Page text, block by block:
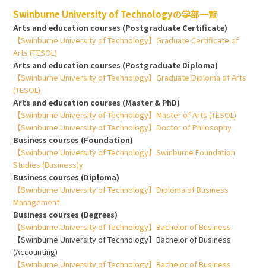
Swinburne University of Technologyの学部一覧
Arts and education courses (Postgraduate Certificate)
【Swinburne University of Technology】Graduate Certificate of
Arts (TESOL)
Arts and education courses (Postgraduate Diploma)
【Swinburne University of Technology】Graduate Diploma of Arts
(TESOL)
Arts and education courses (Master & PhD)
【Swinburne University of Technology】Master of Arts (TESOL)
【Swinburne University of Technology】Doctor of Philosophy
Business courses (Foundation)
【Swinburne University of Technology】Swinburne Foundation
Studies (Business)y
Business courses (Diploma)
【Swinburne University of Technology】Diploma of Business
Management
Business courses (Degrees)
【Swinburne University of Technology】Bachelor of Business
【Swinburne University of Technology】Bachelor of Business
(Accounting)
【Swinburne University of Technology】Bachelor of Business